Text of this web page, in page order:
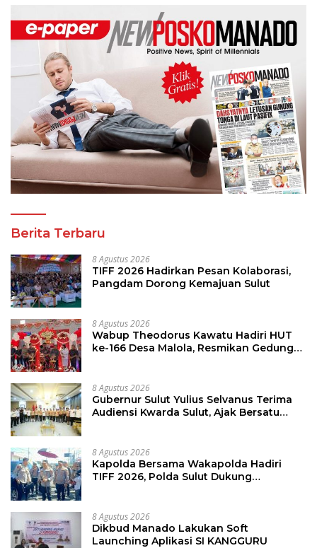
Berita Terbaru
8 Agustus 2026
TIFF 2026 Hadirkan Pesan Kolaborasi,
Pangdam Dorong Kemajuan Sulut
8 Agustus 2026
Wabup Theodorus Kawatu Hadiri HUT
ke-166 Desa Malola, Resmikan Gedung
8 Agustus 2026
Gubernur Sulut Yulius Selvanus Terima
Audiensi Kwarda Sulut, Ajak Bersatu
8 Agustus 2026
Kapolda Bersama Wakapolda Hadiri
TIFF 2026, Polda Sulut Dukung
8 Agustus 2026
Dikbud Manado Lakukan Soft
Launching Aplikasi SI KANGGURU